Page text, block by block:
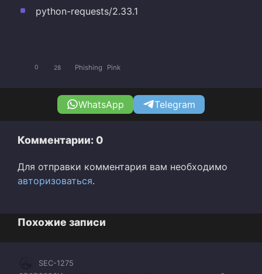
python-requests/2.33.1
0 28 Phishing Pink
WhatsApp Telegram
Комментарии: 0
Для отправки комментария вам необходимо
авторизоваться.
Похожие записи
SEC-1275